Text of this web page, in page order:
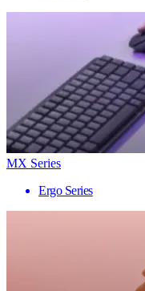
MX Series
Ergo Series